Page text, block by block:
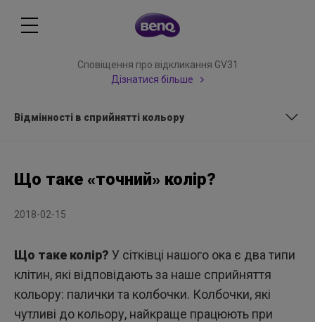
Сповіщення про відкликання GV31
Дізнатися більше
Відмінності в сприйнятті кольору
Відмінності в сприйнятті кольору
Що таке «точний» колір?
2018-02-15
Що таке колір? У сітківці нашого ока є два типи
клітин, які відповідають за наше сприйняття
кольору: палички та колбочки. Колбочки, які
чутливі до кольору, найкраще працюють при